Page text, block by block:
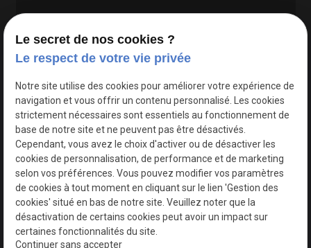
Google Maps Search API est désactivé.
Le secret de nos cookies ?
Le respect de votre vie privée
Notre site utilise des cookies pour améliorer votre expérience de
navigation et vous offrir un contenu personnalisé. Les cookies
strictement nécessaires sont essentiels au fonctionnement de
base de notre site et ne peuvent pas être désactivés.
Cependant, vous avez le choix d'activer ou de désactiver les
cookies de personnalisation, de performance et de marketing
selon vos préférences. Vous pouvez modifier vos paramètres
de cookies à tout moment en cliquant sur le lien 'Gestion des
cookies' situé en bas de notre site. Veuillez noter que la
désactivation de certains cookies peut avoir un impact sur
certaines fonctionnalités du site.
Continuer sans accepter